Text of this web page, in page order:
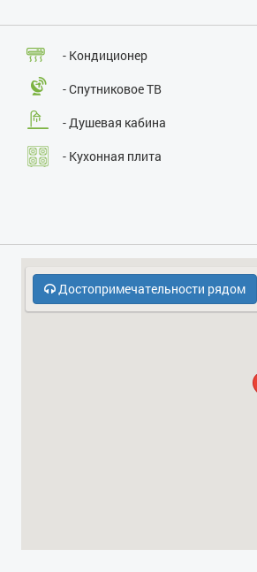
Курение:нет
Проведение
- Кондиционер
- Спутниковое ТВ
- Душевая кабина
- Кухонная плита
Достопримечательности рядом